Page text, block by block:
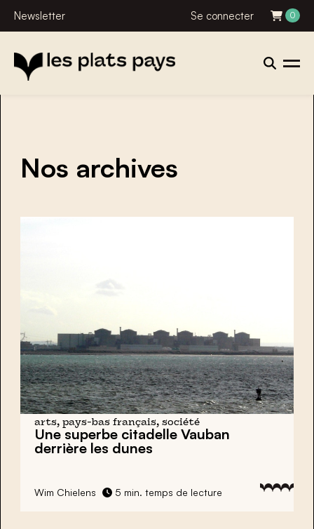
Newsletter Se connecter 0
Nos archives
arts, pays-bas français, société
Une superbe citadelle Vauban
derrière les dunes
Wim Chielens 5 min. temps de lecture